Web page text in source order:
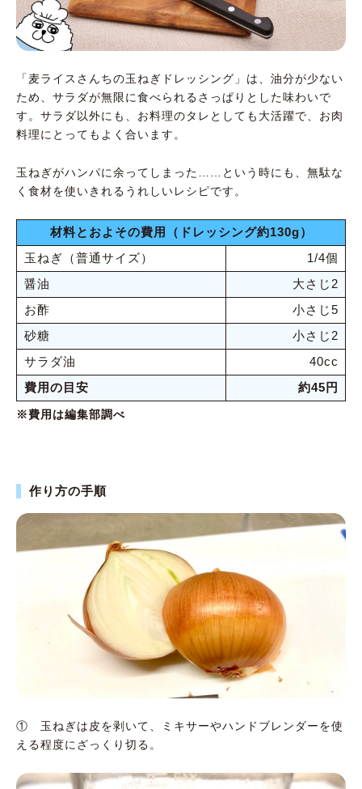
「麦ライスさんちの玉ねぎドレッシング」は、油分が少ない
ため、サラダが無限に食べられるさっぱりとした味わいで
す。サラダ以外にも、お料理のタレとしても大活躍で、お肉
料理にとってもよく合います。
玉ねぎがハンパに余ってしまった……という時にも、無駄な
く食材を使いきれるうれしいレシピです。
材料とおよその費用（ドレッシング約130g）
玉ねぎ（普通サイズ）
1/4個
醤油
大さじ2
お酢
小さじ5
砂糖
小さじ2
サラダ油
40cc
費用の目安
約45円
※費用は編集部調べ
作り方の手順
① 玉ねぎは皮を剥いて、ミキサーやハンドブレンダーを使
える程度にざっくり切る。